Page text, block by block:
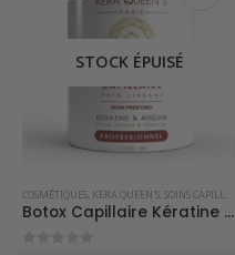
STOCK ÉPUISÉ
COSMÉTIQUES KERA QUEEN'S SOINS CAPILLAIRES
Botox Capillaire Kératine Argan 1000ml